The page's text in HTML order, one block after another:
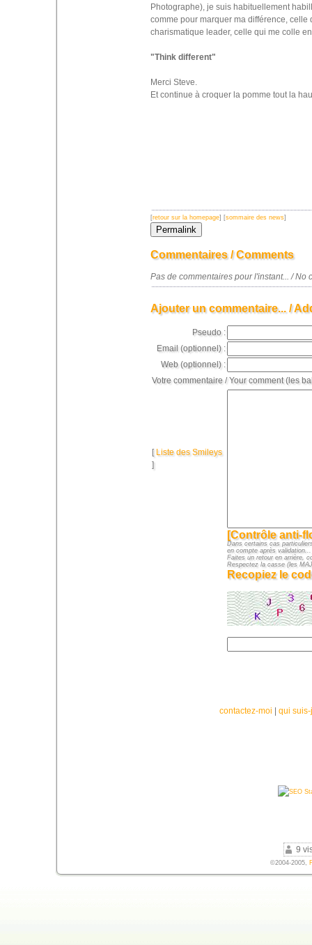
Photographe), je suis habituellement
comme pour marquer ma différence,
charismatique leader, celle qui me colle
"Think different"
Merci Steve.
Et continue à croquer la pomme tout la
[retour sur la homepage] [sommaire des news]
Commentaires / Comments
Pas de commentaires pour l'instant... / No
Ajouter un commentaire... /
Pseudo :
Email (optionnel) :
Web (optionnel) :
Votre commentaire / Your comment (les
[ Liste des Smileys
]
[Contrôle anti-
Dans certains cas
en compte après
Faites un retour en arrière,
Respectez la casse (les
Recopiez le
contactez-moi qui
9
©2004-2005,